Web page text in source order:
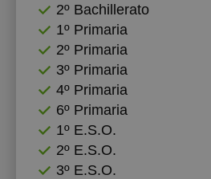
2º Bachillerato
1º Primaria
2º Primaria
3º Primaria
4º Primaria
6º Primaria
1º E.S.O.
2º E.S.O.
3º E.S.O.